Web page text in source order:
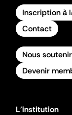
Inscription à
Contact
Nous soutenir
Devenir
L'institution